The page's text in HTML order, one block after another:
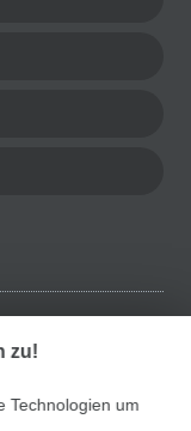
zu!
Technologien um